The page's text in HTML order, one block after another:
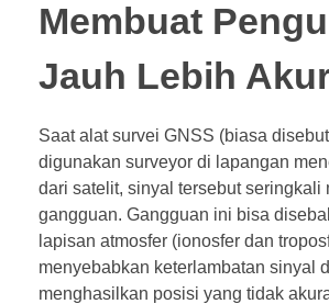
Membuat
Jauh Lebih
Saat alat survei GNSS (biasa disebut
digunakan surveyor di lapangan
dari satelit, sinyal tersebut seringkali
gangguan. Gangguan ini bisa
lapisan atmosfer (ionosfer dan
menyebabkan keterlambatan sinyal
menghasilkan posisi yang tidak